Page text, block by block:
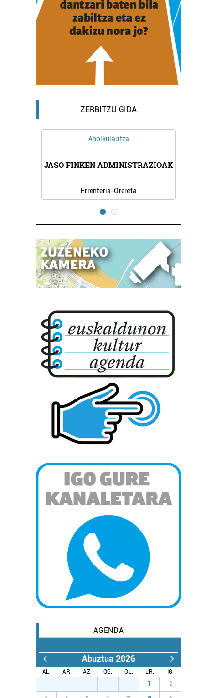
ZERBITZU GIDA
Aholkularitza
JASO FINKEN ADMINISTRAZIOAK
Errenteria-Orereta
AGENDA
Abuztua 2026
AL. AR. AZ. OG. OL. LR.
IG.
1 2